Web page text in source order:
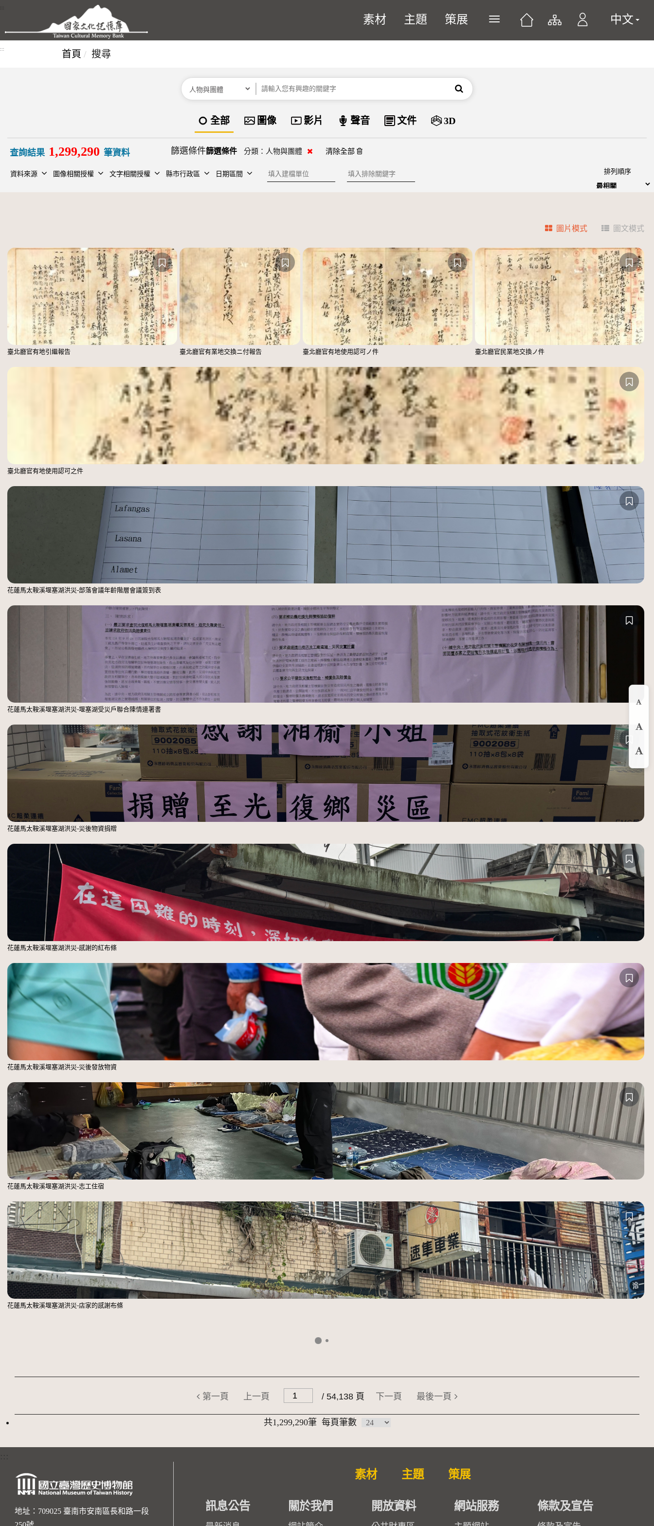
跳到主要內容區塊
:::
素材 主題 策展 展開或關閉主選單 中文
::: 首頁 搜尋
分類 關鍵字 搜尋
資料類型
全部 圖像 影片 聲音 文件 3D
查詢結果 1,299,290 筆資料 篩選條件 分類： 人物與團體 清除分類
清除全部
資料來源 圖像相關授權 文字相關授權 縣市行政區 日期區間 建檔單位 排除關鍵字 排列順序
圖片模式 圖文模式
臺北廳官有地引繼報告 臺北廳官有業地交換ニ付報告 臺北廳官有地使用認可ノ件 臺北廳官民業地交換ノ件
臺北廳官有地使用認可之件
花蓮馬太鞍溪堰塞湖洪災-部落會議年齡階層會議簽到表
花蓮馬太鞍溪堰塞湖洪災-堰塞湖受災戶聯合陳情連署書
花蓮馬太鞍溪堰塞湖洪災-災後物資捐贈
花蓮馬太鞍溪堰塞湖洪災-感謝的紅布條
花蓮馬太鞍溪堰塞湖洪災-災後發放物資
花蓮馬太鞍溪堰塞湖洪災-志工住宿
花蓮馬太鞍溪堰塞湖洪災-店家的感謝布條
第一頁 上一頁 / 54,138 頁 下一頁 最後一頁
共1,299,290筆 每頁筆數
放
:::
地址：709025 臺南市安南區長和路一段
素材 主題 策展
訊息公告 關於我們 開放資料 網站服務 條款及宣告